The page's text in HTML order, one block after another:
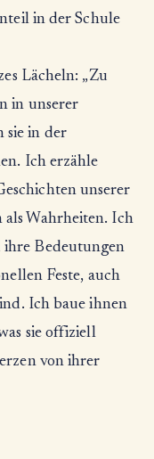
in der Schule
Lächeln: „Zu
in unserer
sie in der
Ich erzähle
unserer
Wahrheiten. Ich
ihre Bedeutungen
Feste, auch
Ich baue ihnen
sie offiziell
von ihrer